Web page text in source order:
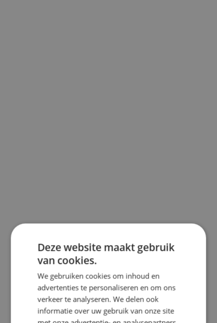
Deze website maakt gebruik
van cookies.
We gebruiken cookies om inhoud en
advertenties te personaliseren en om ons
verkeer te analyseren. We delen ook
informatie over uw gebruik van onze site